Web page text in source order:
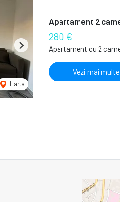
Harta
Next
Apartament 2
280 €
Apartament cu 2
Vezi mai